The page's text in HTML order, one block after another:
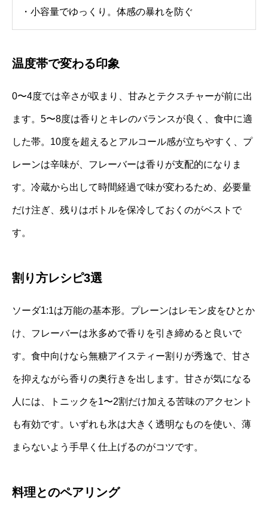
・小容量でゆっくり。体感の暴れを防ぐ
温度帯で変わる印象
0〜4度では辛さが収まり、甘みとテクスチャーが前に出
ます。5〜8度は香りとキレのバランスが良く、食中に適
した帯。10度を超えるとアルコール感が立ちやすく、プ
レーンは辛味が、フレーバーは香りが支配的になりま
す。冷蔵から出して時間経過で味が変わるため、必要量
だけ注ぎ、残りはボトルを保冷しておくのがベストで
す。
割り方レシピ3選
ソーダ1:1は万能の基本形。プレーンはレモン皮をひとか
け、フレーバーは氷多めで香りを引き締めると良いで
す。食中向けなら無糖アイスティー割りが秀逸で、甘さ
を抑えながら香りの奥行きを出します。甘さが気になる
人には、トニックを1〜2割だけ加える苦味のアクセント
も有効です。いずれも氷は大きく透明なものを使い、薄
まらないよう手早く仕上げるのがコツです。
料理とのペアリング